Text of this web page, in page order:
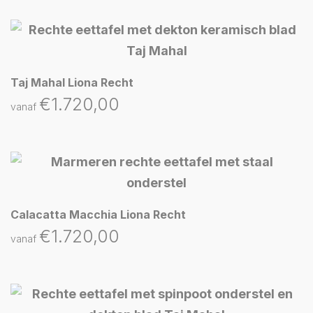
Taj Mahal Liona Recht
vanaf €1.720,00
Calacatta Macchia Liona Recht
vanaf €1.720,00